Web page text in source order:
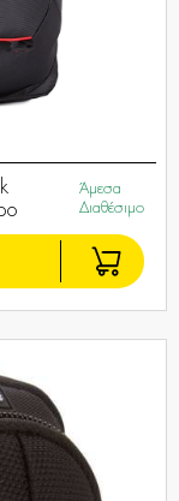
Άμεσα
Διαθέσιμο